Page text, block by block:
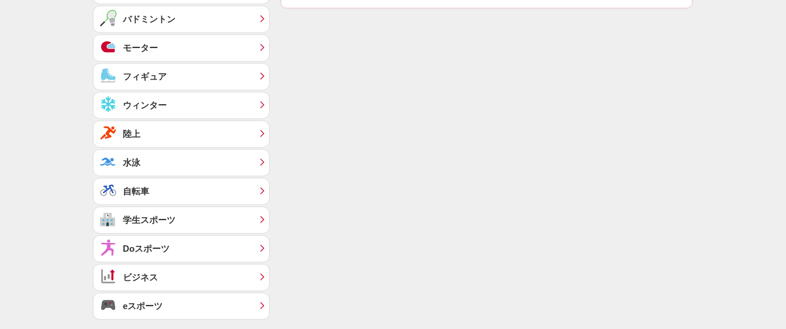
バドミントン
モーター
フィギュア
ウィンター
陸上
水泳
自転車
学生スポーツ
Doスポーツ
ビジネス
eスポーツ